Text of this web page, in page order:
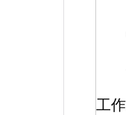
工作